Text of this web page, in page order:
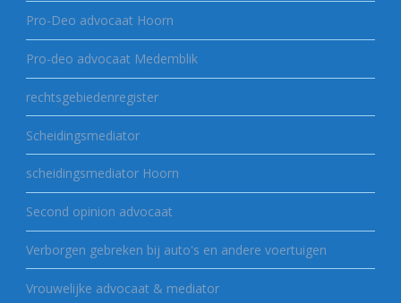
Pro-Deo advocaat Hoorn
Pro-deo advocaat Medemblik
rechtsgebiedenregister
Scheidingsmediator
scheidingsmediator Hoorn
Second opinion advocaat
Verborgen gebreken bij auto's en andere voertuigen
Vrouwelijke advocaat & mediator